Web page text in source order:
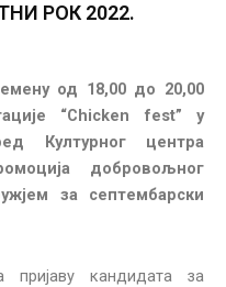
РОК 2022.
од 18,00 до 20,00
“Chicken fest” у
Културног центра
добровољног
за септембарски
кандидата за